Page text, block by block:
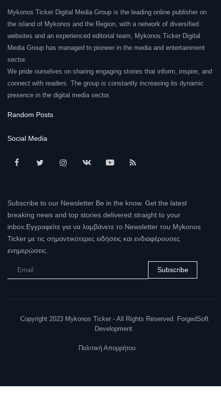
Mykonos Ticker Digital Media Group is the leading online publisher on
the island of Mykonos and the Region, with a network of diversified
websites and an experienced editorial team, Mykonos Ticker Digital
Media Group has managed to pioneer in the media and entertainment
sector.
We pride ourselves on sharing engaging stories that inform, inspire, and
connect with readers. The group is constantly increasing its dynamic
presence in the digital media sector.
Random Posts
Social Media
Subscribe to our Newsletter Be in the know. Get the latest
breaking news and top stories delivered straight to your
inbox.Εγγραφείτε για να λαμβάνετε το Newsletter του Mykonos
Ticker με τις σημαντικότερες ειδήσεις και ενδιαφέρουσες
ενημερώσεις.
Subscribe
Copyright 2023 Mykonos Ticker - All Rights Reserved. ForgedSoft
Development.
Πολιτική Απορρήτου